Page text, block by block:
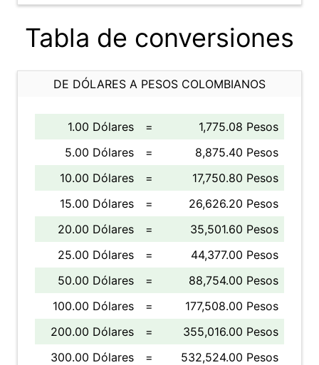
Tabla de conversiones
DE DÓLARES A PESOS COLOMBIANOS
1.00 Dólares =
1,775.08 Pesos
5.00 Dólares
=
8,875.40 Pesos
10.00 Dólares
=
17,750.80 Pesos
15.00 Dólares
=
26,626.20 Pesos
20.00 Dólares
=
35,501.60 Pesos
25.00 Dólares
=
44,377.00 Pesos
50.00 Dólares
=
88,754.00 Pesos
100.00 Dólares
=
177,508.00 Pesos
200.00 Dólares
=
355,016.00 Pesos
300.00 Dólares
=
532,524.00 Pesos